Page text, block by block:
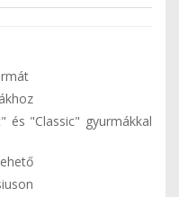
és "Classic" gyurmákkal